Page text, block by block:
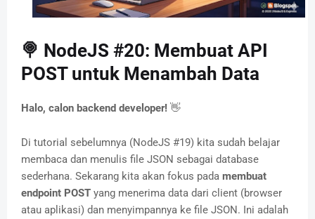
🍭 NodeJS #20: Membuat API
POST untuk Menambah Data
Halo, calon backend developer! 👋
Di tutorial sebelumnya (NodeJS #19) kita sudah belajar
membaca dan menulis file JSON sebagai database
sederhana. Sekarang kita akan fokus pada membuat
endpoint POST yang menerima data dari client (browser
atau aplikasi) dan menyimpannya ke file JSON. Ini adalah